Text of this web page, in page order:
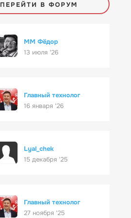
ПЕРЕЙТИ В ФОРУМ
ММ Фёдор
13 июля '26
Главный технолог
16 января '26
Lyal_chek
15 декабря '25
Главный технолог
27 ноября '25